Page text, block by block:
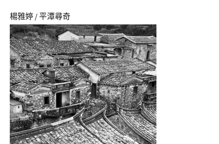
楊雅婷 / 平潭尋奇